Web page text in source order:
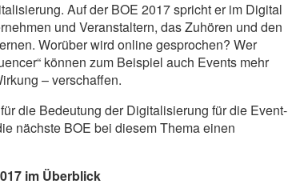
Auf der BOE 2017 spricht er im Digital
und Veranstaltern, das Zuhören und den
Worüber wird online gesprochen? Wer
können zum Beispiel auch Events mehr
– verschaffen.
die Bedeutung der Digitalisierung für die Event-
nächste BOE bei diesem Thema einen
im Überblick